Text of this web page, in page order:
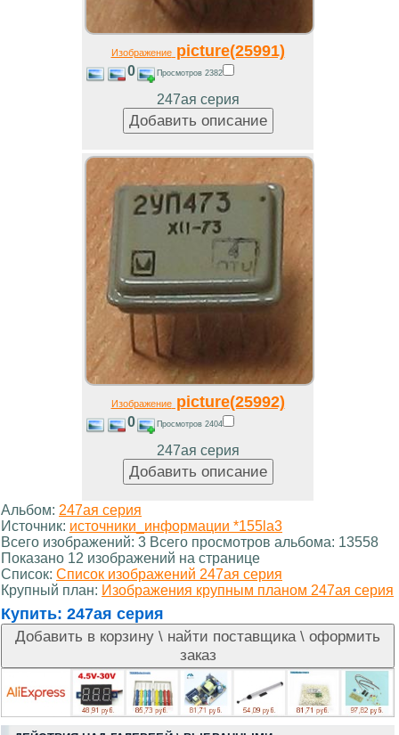
Изображениеpicture(25991)
0 Просмотров 2382
247ая серия
Изображениеpicture(25992)
0 Просмотров 2404
247ая серия
Альбом: 247ая серия
Источник: источники_информации *155la3
Всего изображений: 3 Всего просмотров альбома: 13558
Показано 12 изображений на странице
Список: Список изображений 247ая серия
Крупный план: Изображения крупным планом 247ая серия
Купить: 247ая серия